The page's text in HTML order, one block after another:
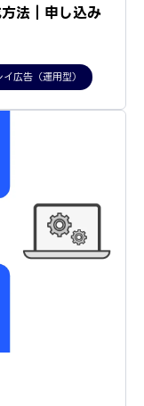
法｜申し込み
広告（運用型）